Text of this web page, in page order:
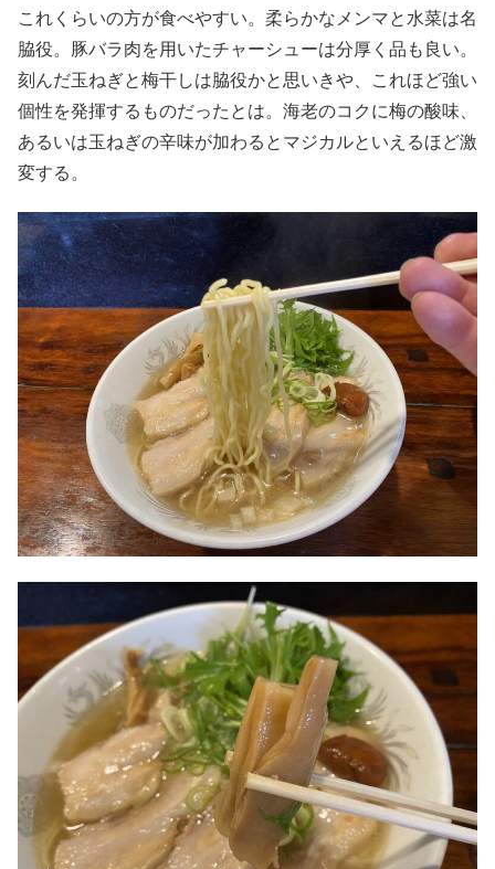
これくらいの方が食べやすい。柔らかなメンマと水菜は名
脇役。豚バラ肉を用いたチャーシューは分厚く品も良い。
刻んだ玉ねぎと梅干しは脇役かと思いきや、これほど強い
個性を発揮するものだったとは。海老のコクに梅の酸味、
あるいは玉ねぎの辛味が加わるとマジカルといえるほど激
変する。